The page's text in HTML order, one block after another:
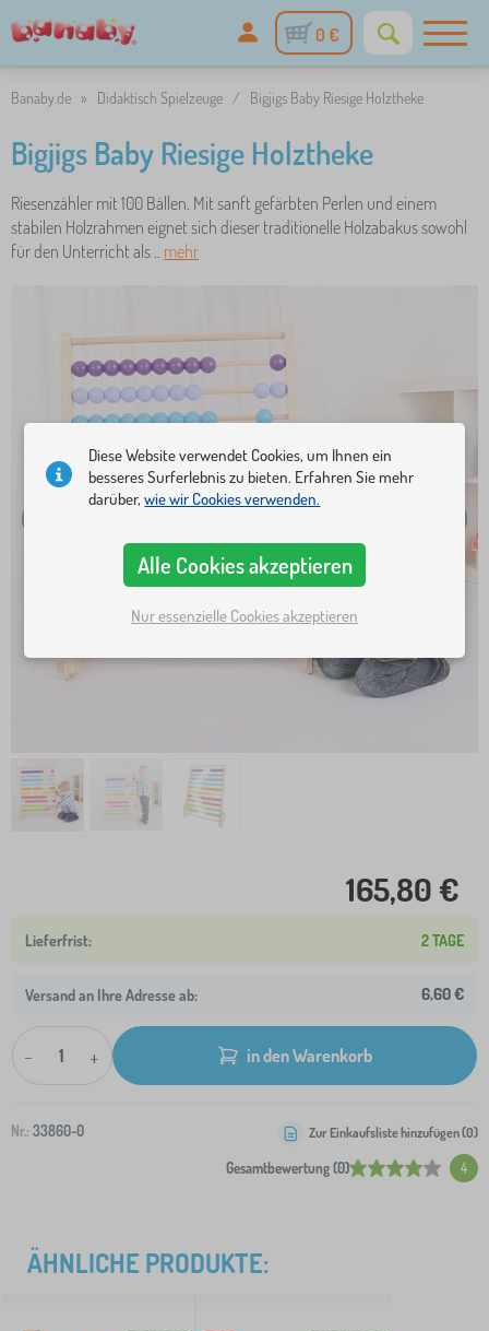
0 €
Banaby.de » Didaktisch Spielzeuge / Bigjigs Baby Riesige Holztheke
Bigjigs Baby Riesige Holztheke
Riesenzähler mit 100 Bällen. Mit sanft gefärbten Perlen und einem
stabilen Holzrahmen eignet sich dieser traditionelle Holzabakus sowohl
für den Unterricht als .. mehr
165,80 €
2 TAGE
Versand an Ihre Adresse ab: 6,60 €
- + in den Warenkorb
Nr.: 33860-0
Gesamtbewertung (0) 4
Zur Einkaufsliste hinzufügen (0)
ÄHNLICHE PRODUKTE:
Diese Website verwendet Cookies, um Ihnen ein
besseres Surferlebnis zu bieten. Erfahren Sie mehr
darüber,wie wir Cookies verwenden.
Alle Cookies akzeptieren
Nur essenzielle Cookies akzeptieren